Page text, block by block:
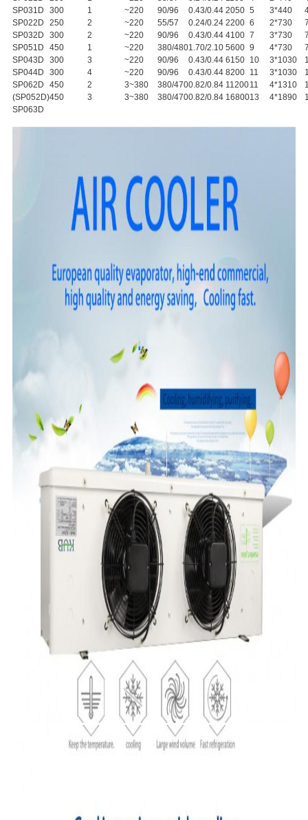
SP031D
SP022D
SP032D
SP051D
SP043D
SP044D
SP062D
(SP052D)
SP063D
300
250
300
450
300
300
450
450
1
2
2
1
3
4
2
3
~220
~220
~220
~220
~220
~220
3~380
3~380
90/96
55/57
90/96
380/480
90/96
90/96
380/470
380/470
0.43/0.44
0.24/0.24
0.43/0.44
1.70/2.10
0.43/0.44
0.43/0.44
0.82/0.84
0.82/0.84
2050
2200
4100
5600
6150
8200
11200
16800
5
6
7
9
10
11
11
13
3*440
2*730
3*730
4*730
3*1030
3*1030
4*1310
4*1890